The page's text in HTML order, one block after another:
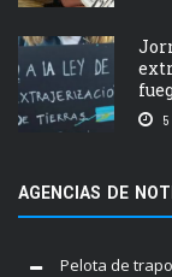
AGENCIAS DE
Pelota de trapo